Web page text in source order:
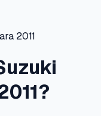
2011
?